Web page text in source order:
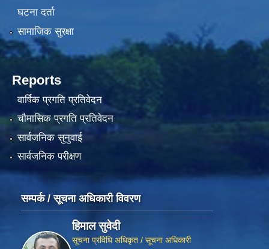
घटना दर्ता
सामाजिक सुरक्षा
Reports
वार्षिक प्रगति प्रतिवेदन
चौमासिक प्रगति प्रतिवेदन
सार्वजनिक सुनुवाई
सार्वजनिक परीक्षण
सम्पर्क / सूचना अधिकारी विवरण
हिमाल सुवेदी
सूचना प्रविधि अधिकृत / सूचना अधिकारी